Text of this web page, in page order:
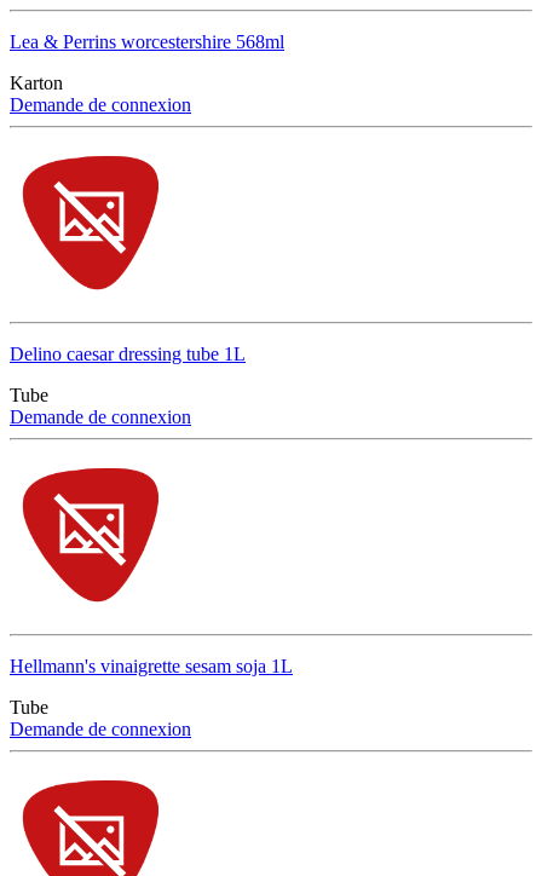
Lea & Perrins worcestershire 568ml
Karton
Demande de connexion
Delino caesar dressing tube 1L
Tube
Demande de connexion
Hellmann's vinaigrette sesam soja 1L
Tube
Demande de connexion